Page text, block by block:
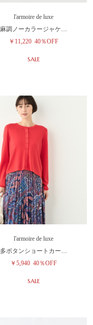
l'armoire de luxe
麻調ノーカラージャケ…
￥11,220 40％OFF
SALE
l'armoire de luxe
多ボタンショートカー…
￥5,940 40％OFF
SALE